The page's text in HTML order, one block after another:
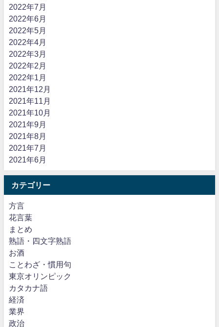
2022年7月
2022年6月
2022年5月
2022年4月
2022年3月
2022年2月
2022年1月
2021年12月
2021年11月
2021年10月
2021年9月
2021年8月
2021年7月
2021年6月
カテゴリー
方言
花言葉
まとめ
熟語・四文字熟語
お酒
ことわざ・慣用句
東京オリンピック
カタカナ語
経済
業界
政治